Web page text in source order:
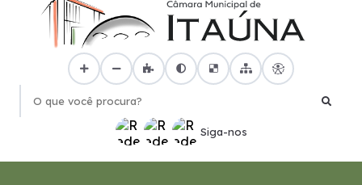
O que você procura?
Siga-nos